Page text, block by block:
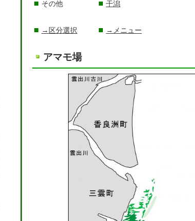
その他 干潟
→区分選択 →メニュー
アマモ場